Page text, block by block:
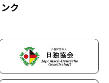
ク